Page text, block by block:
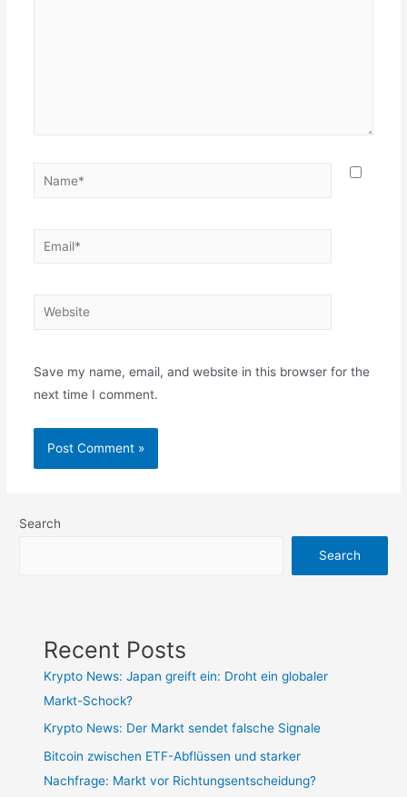
Name*
Email*
Website
Save my name, email, and website in this browser for the
next time I comment.
Search
Search
Recent Posts
Krypto News: Japan greift ein: Droht ein globaler
Markt-Schock?
Krypto News: Der Markt sendet falsche Signale
Bitcoin zwischen ETF-Abflüssen und starker
Nachfrage: Markt vor Richtungsentscheidung?